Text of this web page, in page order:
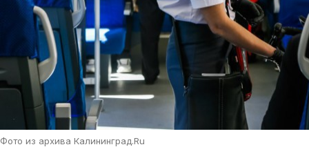
Фото из архива Калининград.Ru